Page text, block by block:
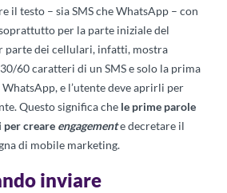
il testo – sia SMS che WhatsApp – con
per la parte iniziale del
parte dei cellulari, infatti, mostra
60 caratteri di un SMS e solo la prima
e l’utente deve aprirli per
Questo significa che le prime parole
per creare engagemente decretare il
di mobile marketing.
inviare